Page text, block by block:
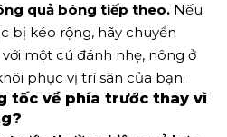
quả bóng tiếp theo. Nếu
bị kéo rộng, hãy chuyển
một cú đánh nhẹ, nông ở
phục vị trí sân của bạn.
tốc về phía trước thay vì